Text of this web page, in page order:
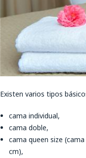
Existen varios tipos
cama individual,
cama doble,
cama queen size
cm),